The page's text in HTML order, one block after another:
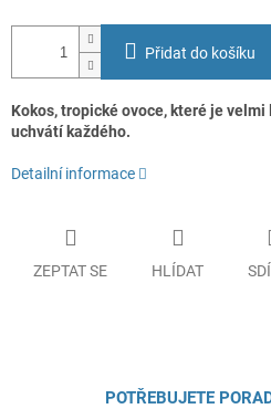
Přidat do košíku
Kokos, tropické ovoce, které je
uchvátí každého.
Detailní informace
ZEPTAT SE HLÍDAT
POTŘEBUJETE